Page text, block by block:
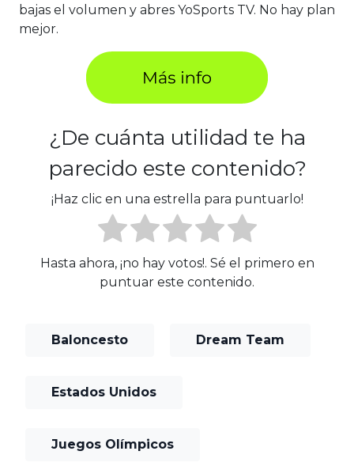
bajas el volumen y abres YoSports TV. No hay plan
mejor.
¿De cuánta utilidad te ha
parecido este contenido?
¡Haz clic en una estrella para puntuarlo!
Hasta ahora, ¡no hay votos!. Sé el primero en
puntuar este contenido.
Baloncesto Dream Team
Estados Unidos
Juegos Olímpicos